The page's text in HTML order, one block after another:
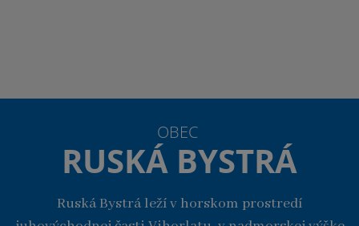
OBEC
RUSKÁ BYSTRÁ
Ruská Bystrá leží v horskom prostredí